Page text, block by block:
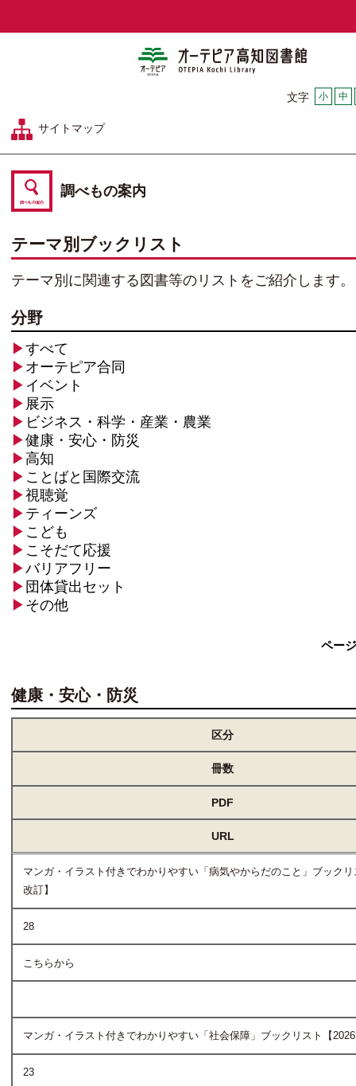
文字 小 中
サイトマップ
調べもの案内
テーマ別ブックリスト
テーマ別に関連する図書等のリストをご紹介します。
分野
▶すべて
▶ オーテピア合同
▶ イベント
▶ 展示
▶ ビジネス・科学・産業・農業
▶健康・安心・防災
▶高知
▶ ことばと国際交流
▶視聴覚
▶ ティーンズ
▶ こども
▶ こそだて応援
▶バリアフリー
▶ 団体貸出セット
▶ その他
ペー
健康・安心・防災
区分
冊数
PDF
URL
マンガ・イラスト付きでわかりやすい「病気やからだのこと」ブック
改訂】
28
こちらから
マンガ・イラスト付きでわかりやすい「社会保障」ブックリスト【
23